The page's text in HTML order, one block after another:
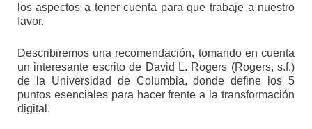
los aspectos a tener cuenta para que trabaje a nuestro
favor.
Describiremos una recomendación, tomando en cuenta
un interesante escrito de David L. Rogers (Rogers, s.f.)
de la Universidad de Columbia, donde define los 5
puntos esenciales para hacer frente a la transformación
digital.